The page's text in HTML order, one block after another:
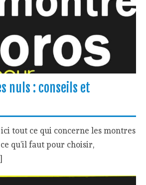
nuls : conseils et
tout ce qui concerne les montres
ce qu’il faut pour choisir,